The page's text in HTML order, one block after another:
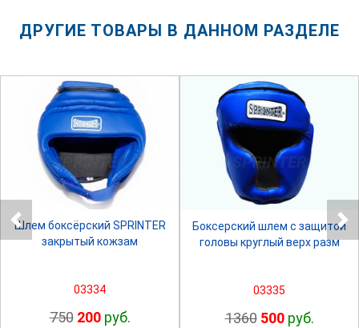
ДРУГИЕ ТОВАРЫ В ДАННОМ РАЗДЕЛЕ
SPRINTER
Шлем боксёрский SPRINTER
закрытый кожзам
03334
750 200руб.
SPRINTER
Боксерский шлем с защитой
головы круглый верх разм
03335
1360 500руб.